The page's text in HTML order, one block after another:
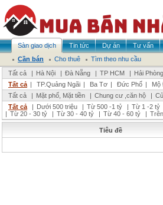
Sàn giao dịch Tin tức Dự án Tư vấn
Cần bán
Cho thuê
Tìm theo nhu cầu
Tất cả
| Hà Nội | Đà Nẵng | TP HCM | Hải Phòng
Tất cả | TP.Quảng Ngãi | Ba Tơ | Đức Phổ | Mộ
Tất cả
| Mặt phố, Mặt tiền | Chung cư ,căn hộ |
Tất cả
| Dưới 500 triệu | Từ 500 -1 tỷ | Từ 1 -2 tỷ
| Từ 20 - 30 tỷ | Từ 30 - 40 tỷ | Từ 40 - 60 tỷ |
Tiêu đề